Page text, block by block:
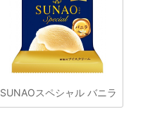
SUNAOスペシャル バニラ